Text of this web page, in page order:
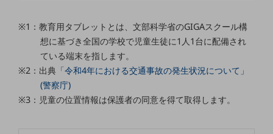
タフネススマートフォン
データ通信製品
ドコモケータイ
5G対応ホームルーター
※1：教育用タブレットとは、文部科学省のGIGAスクール構
想に基づき全国の学校で児童生徒に1人1台に配備され
ている端末を指します。
※2：出典 「令和4年における交通事故の発生状況について」
(警察庁)
※3：児童の位置情報は保護者の同意を得て取得します。